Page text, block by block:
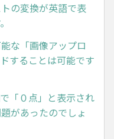
の変換が英語で表
な「画像アップロ
することは可能です
「０点」と表示され
があったのでしょ